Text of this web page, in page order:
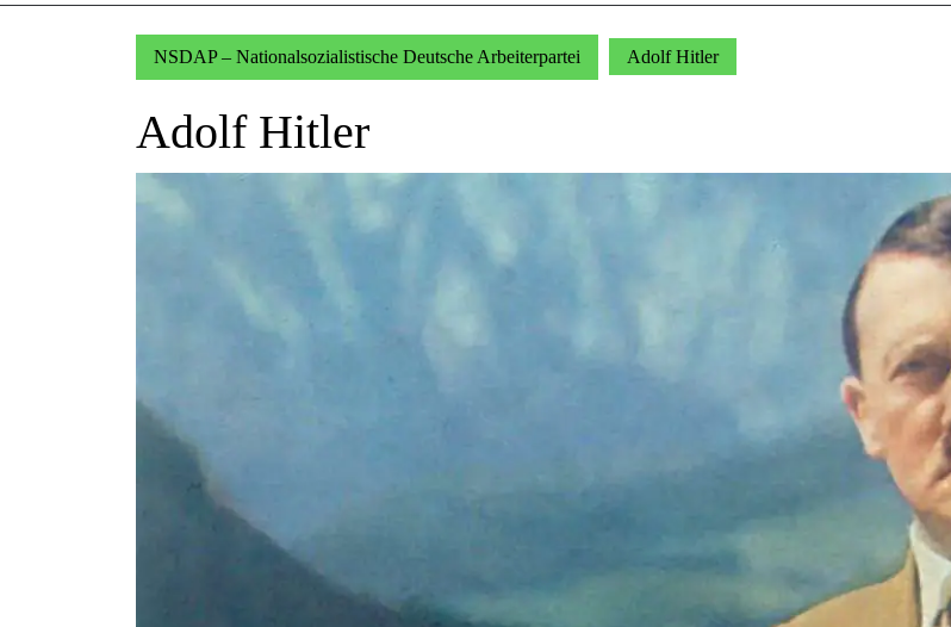
NSDAP – Nationalsozialistische Deutsche Arbeiterpartei Adolf Hitler
Adolf Hitler